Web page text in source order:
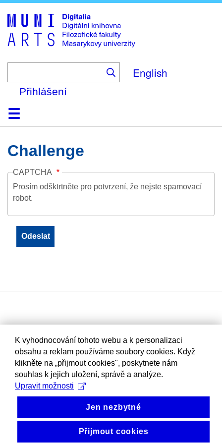
to
main
content
English
Přihlášení
DomůKolekce
Prohlížení
Vyhledávání
O platformě
Nápověda
KontaktDigitalia
Challenge
CAPTCHA
Prosím odšktrtněte pro potvrzení, že nejste spamovací
robot.
K vyhodnocování tohoto webu a k personalizaci
obsahu a reklam používáme soubory cookies. Když
klikněte na „přijmout cookies", poskytnete nám
souhlas k jejich uložení, správě a analýze.
Upravit možnosti
Jen nezbytné
Přijmout cookies